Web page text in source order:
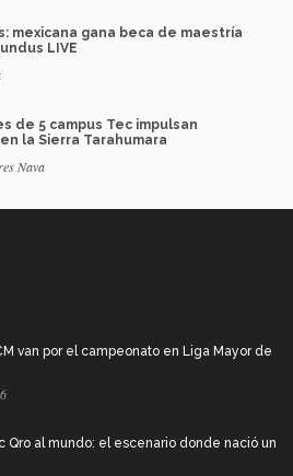
mexicana gana beca de maestría
LIVE
de 5 campus Tec impulsan
la Sierra Tarahumara
Nava
van por el campeonato en Liga Mayor de
Qro al mundo: el escenario donde nació un